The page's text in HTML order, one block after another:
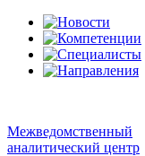
Межведомственный
аналитический центр